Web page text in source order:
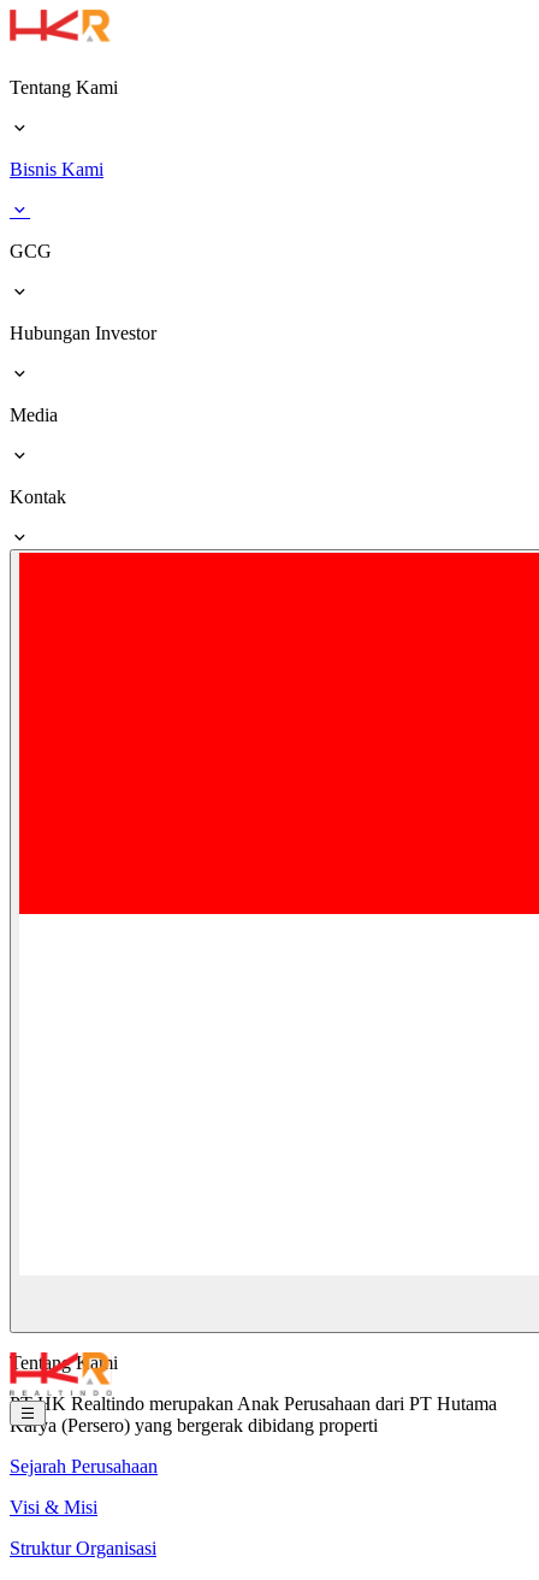
Tentang Kami
Bisnis Kami
GCG
Hubungan Investor
Media
Kontak
Tentang Kami
PT HK Realtindo merupakan Anak Perusahaan dari PT Hutama
Karya (Persero) yang bergerak dibidang properti
Sejarah Perusahaan
Visi & Misi
Struktur Organisasi